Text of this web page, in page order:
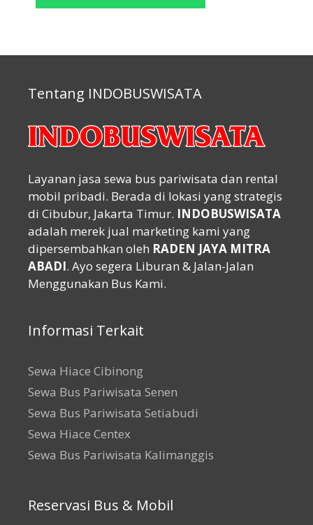
Tentang INDOBUSWISATA
Layanan jasa sewa bus pariwisata dan rental
mobil pribadi. Berada di lokasi yang strategis
di Cibubur, Jakarta Timur. INDOBUSWISATA
adalah merek jual marketing kami yang
dipersembahkan oleh RADEN JAYA MITRA
ABADI. Ayo segera Liburan & Jalan-Jalan
Menggunakan Bus Kami.
Informasi Terkait
Sewa Hiace Cibinong
Sewa Bus Pariwisata Senen
Sewa Bus Pariwisata Setiabudi
Sewa Hiace Centex
Sewa Bus Pariwisata Kalimanggis
Reservasi Bus & Mobil